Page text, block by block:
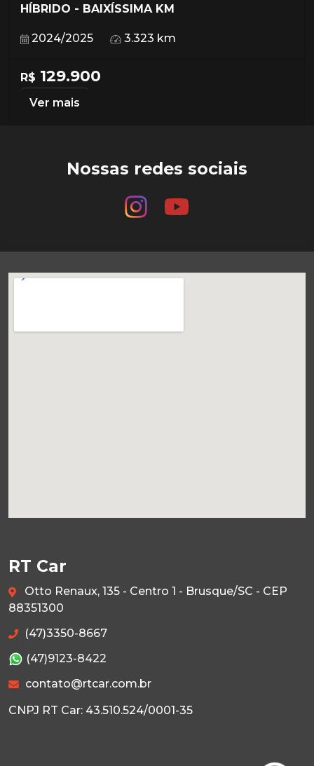
HÍBRIDO - BAIXÍSSIMA KM
2024/2025 3.323 km
R$ 129.900
Ver mais
Nossas redes sociais
RT Car
Otto Renaux, 135 - Centro 1 - Brusque/SC - CEP
88351300
(47)3350-8667
(47)9123-8422
contato@rtcar.com.br
CNPJ RT Car: 43.510.524/0001-35